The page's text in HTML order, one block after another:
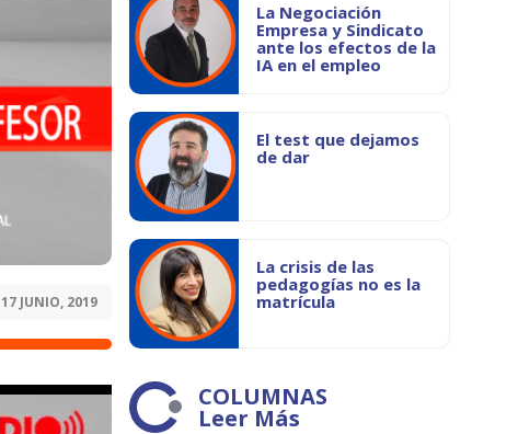
17 JUNIO, 2019
La Negociación
Empresa y Sindicato
ante los efectos de la
IA en el empleo
El test que dejamos
de dar
La crisis de las
pedagogías no es la
matrícula
COLUMNAS
Leer Más